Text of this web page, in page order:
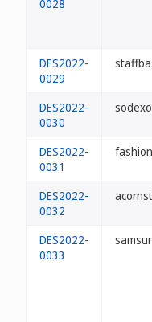
0028
DES2022-
0029
DES2022-
0030
DES2022-
0031
DES2022-
0032
DES2022-
0033